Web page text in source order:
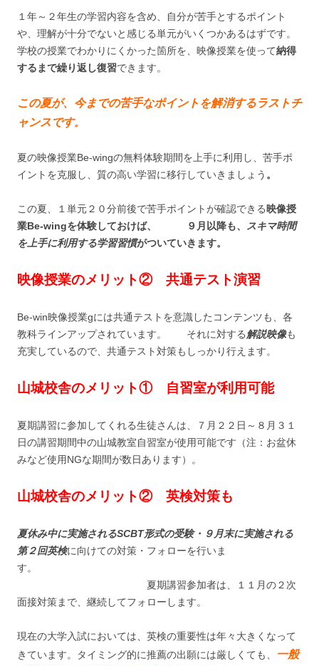
１年～２年生の学習内容を含め、自分が苦手とするポイント
や、理解が十分でないと感じる単元がいくつかあるはずです。
学校の授業でわかりにくかった箇所を、映像授業を使って納得
するまで繰り返し復習できます。
この夏が、今までの苦手なポイントを解消するラストチ
ャンスです。
夏の映像授業Be-wingの無料体験期間を上手に利用し、苦手ポ
イントを克服し、質の高い学習に移行していきましょう 。
この夏、１単元２０分前後で苦手ポイントが確認できる映像授
業Be-wingを体験しておけば、 ９月以降も、
スキマ時間
を上手に利用する学習習慣がついていきます。
映像授業のメリット② 共通テスト演習
Be-win映像授業gには共通テストを意識したコンテンツも、各
教科ラインアップされています。 それに対する解説映像も
充実しているので、共通テスト対策もしっかり行えます。
山城校舎のメリット① 自習室が利用可能
夏期講習に参加してくれる生徒さんは、７月２２日～８月３１
日の講習期間中の山城教室自習室が使用可能です（注：お盆休
みなど使用NGな期間が数日あります）。
山城校舎のメリット② 英検対策も
夏休み中に実施されるSCBT形式の受験・ ９月末に実施される
第２回英検に向けての対策・フォローを行いま
す。
夏期講習参加者は、１１月の２次
面接対策まで、継続してフォローします。
現在の大学入試においては、英検の重要性は年々大きくなって
きています。タイミング的に推薦の出願には厳しくても、
一般